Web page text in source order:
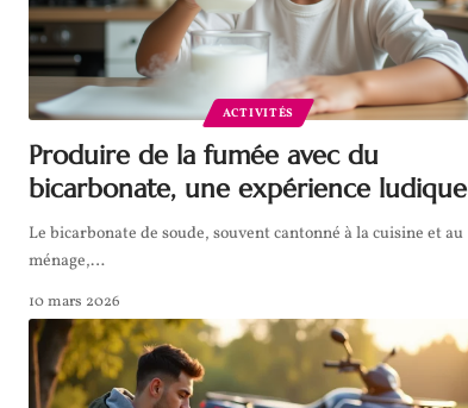
ACTIVITÉS
Produire de la fumée avec du
bicarbonate, une expérience ludique
Le bicarbonate de soude, souvent cantonné à la cuisine et au
ménage,…
10 mars 2026